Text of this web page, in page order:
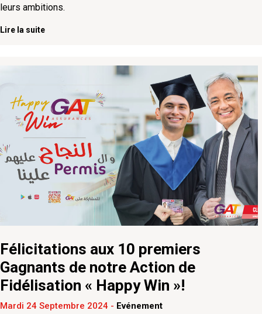
leurs ambitions.
Lire la suite
Félicitations aux 10 premiers
Gagnants de notre Action de
Fidélisation « Happy Win »!
Mardi 24 Septembre 2024 - Evénement